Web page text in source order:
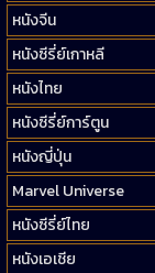
หนังจีน
หนังซีรี่ย์เกาหลี
หนังไทย
หนังซีรี่ย์การ์ตูน
หนังญี่ปุ่น
Marvel Universe
หนังซีรี่ย์ไทย
หนังเอเชีย